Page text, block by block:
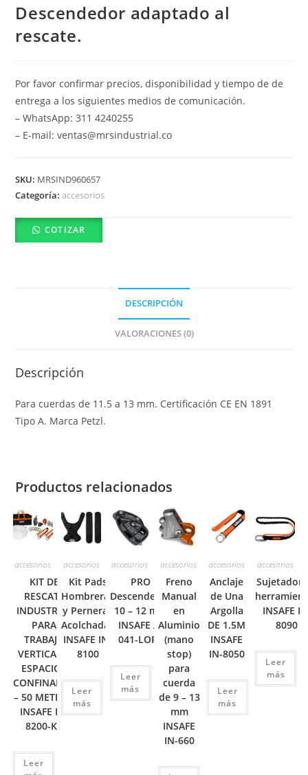
Descendedor adaptado al
rescate.
Por favor confirmar precios, disponibilidad y tiempo de de
entrega a los siguientes medios de comunicación.
– WhatsApp: 311 4240255
– E-mail: ventas@mrsindustrial.co
SKU: MRSIND960657
Categoría:accesorios
COTIZAR
DESCRIPCIÓN
VALORACIONES (0)
Descripción
Para cuerdas de 11.5 a 13 mm. Certificación CE EN 1891
Tipo A. Marca Petzl.
Productos relacionados
accesorios
KIT DE
RESCATE
INDUSTRIAL
PARA
TRABAJO
VERTICAL Y
ESPACIOS
CONFINADOS
– 50 METROS
INSAFE IN-
8200-KR
Leer
accesorios
Kit Pads
Hombreras
y Perneras
Acolchadas
INSAFE IN-
8100
Leer
más
accesorios
PRO
Descendedor
10 – 12 mm
INSAFE A-
041-LORY
Leer
más
accesorios
Freno
Manual
en
Aluminio
(mano
stop)
para
cuerda
de 9 – 13
mm
INSAFE
IN-660
accesorios
Anclaje
de Una
Argolla
DE 1.5M
INSAFE
IN-8050
Leer
más
accesorios
Sujetador
INSAFE
8090
Leer
más